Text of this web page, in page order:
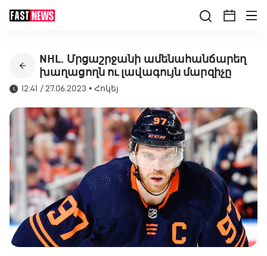
NHL. Մրցաշրջանի ամենահանճարեղ
խաղացողն ու լավագույն մարզիչը
12:41 / 27.06.2023 •Հոկեյ